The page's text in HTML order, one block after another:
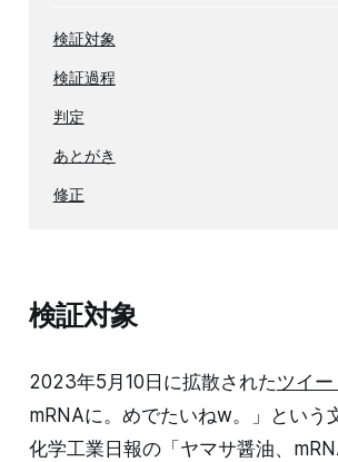
検証対象
検証過程
判定
あとがき
修正
検証対象
2023年5月10日に拡散されたツイー
mRNAに。めでたいねw。」という
化学工業日報の「ヤマサ醤油、